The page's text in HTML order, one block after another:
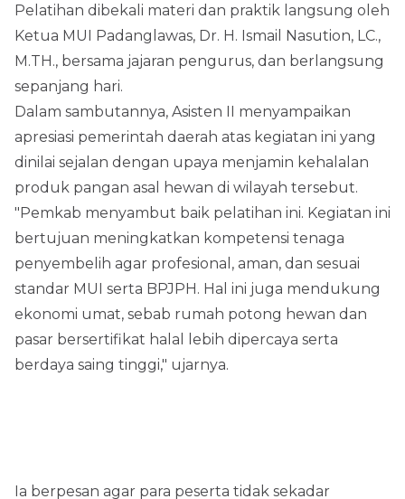
Pelatihan dibekali materi dan praktik langsung oleh
Ketua MUI Padanglawas, Dr. H. Ismail Nasution, LC.,
M.TH., bersama jajaran pengurus, dan berlangsung
sepanjang hari.
Dalam sambutannya, Asisten II menyampaikan
apresiasi pemerintah daerah atas kegiatan ini yang
dinilai sejalan dengan upaya menjamin kehalalan
produk pangan asal hewan di wilayah tersebut.
"Pemkab menyambut baik pelatihan ini. Kegiatan ini
bertujuan meningkatkan kompetensi tenaga
penyembelih agar profesional, aman, dan sesuai
standar MUI serta BPJPH. Hal ini juga mendukung
ekonomi umat, sebab rumah potong hewan dan
pasar bersertifikat halal lebih dipercaya serta
berdaya saing tinggi," ujarnya.
Ia berpesan agar para peserta tidak sekadar